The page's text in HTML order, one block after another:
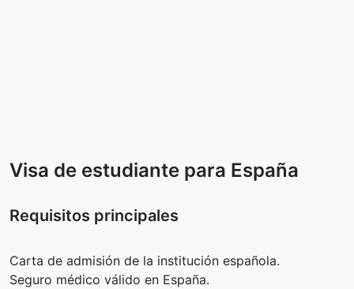
Visa de estudiante para España
Requisitos principales
Carta de admisión de la institución española.
Seguro médico válido en España.